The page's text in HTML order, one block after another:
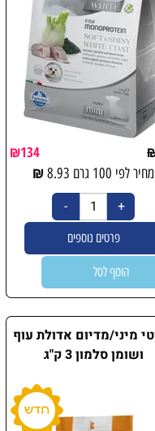
₪134
מחיר לפי 100 גרם 8.93
₪
פרטים נוספים
הוסף לסל
מיני/מדיום אדולת עוף
ושומן סלמון 3 ק"ג